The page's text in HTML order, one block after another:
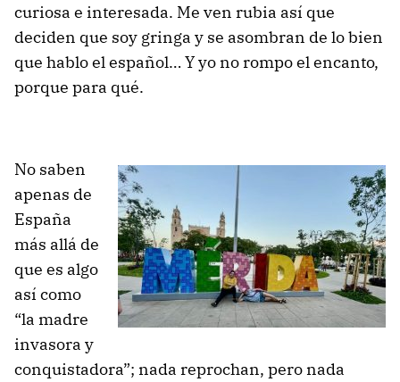
curiosa e interesada. Me ven rubia así que
deciden que soy gringa y se asombran de lo bien
que hablo el español… Y yo no rompo el encanto,
porque para qué.
No saben
apenas de
España
más allá de
que es algo
así como
“la madre
invasora y
conquistadora”; nada reprochan, pero nada